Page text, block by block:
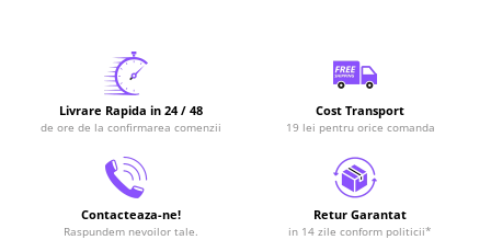
Livrare Rapida in 24 / 48
de ore de la confirmarea comenzii
Cost Transport
19 lei pentru orice comanda
Contacteaza-ne!
Raspundem nevoilor tale.
Retur Garantat
in 14 zile conform politicii*